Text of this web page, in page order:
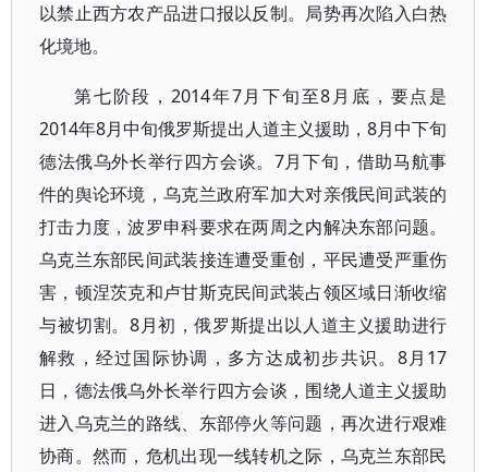
以禁止西方农产品进口报以反制。局势再次陷入白热
化境地。
第七阶段，2014年7月下旬至8月底，要点是
2014年8月中旬俄罗斯提出人道主义援助，8月中下旬
德法俄乌外长举行四方会谈。7月下旬，借助马航事
件的舆论环境，乌克兰政府军加大对亲俄民间武装的
打击力度，波罗申科要求在两周之内解决东部问题。
乌克兰东部民间武装接连遭受重创，平民遭受严重伤
害，顿涅茨克和卢甘斯克民间武装占领区域日渐收缩
与被切割。8月初，俄罗斯提出以人道主义援助进行
解救，经过国际协调，多方达成初步共识。8月17
日，德法俄乌外长举行四方会谈，围绕人道主义援助
进入乌克兰的路线、东部停火等问题，再次进行艰难
协商。然而，危机出现一线转机之际，乌克兰东部民